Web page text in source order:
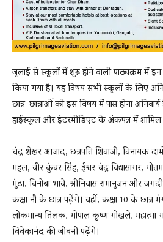
जुलाई से स्कूलों में शुरू होने वाली पाठ्यक्रम में इन
कि‍या गया है। यह विषय सभी स्‍कूलों के ल‍िए
छात्र-छात्राओं को इस विषय में पास होना
हाईस्कूल और इंटरमीडिएट के अंकपत्र में शामिल
चंद्र शेखर आजाद, छत्रपति शिवाजी, विनायक
महल, वीर कुंवर सिंह, ईश्वर चंद्र विद्यासागर,
मुंडा, विनोबा भावे, श्रीनिवास रामानुजन और
कक्षा नौ के छात्र पढ़ेंगे। वहीं, कक्षा 10 के
लोकमान्य तिलक, गोपाल कृष्ण गोखले, महात्मा
विवेकानंद की जीवनी पढ़ेंगे।